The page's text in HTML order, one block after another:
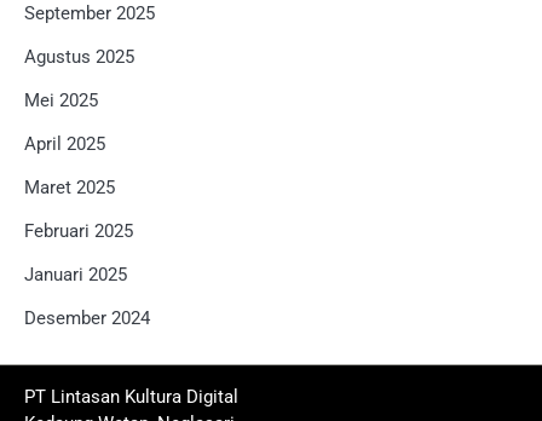
September 2025
Agustus 2025
Mei 2025
April 2025
Maret 2025
Februari 2025
Januari 2025
Desember 2024
PT Lintasan Kultura Digital